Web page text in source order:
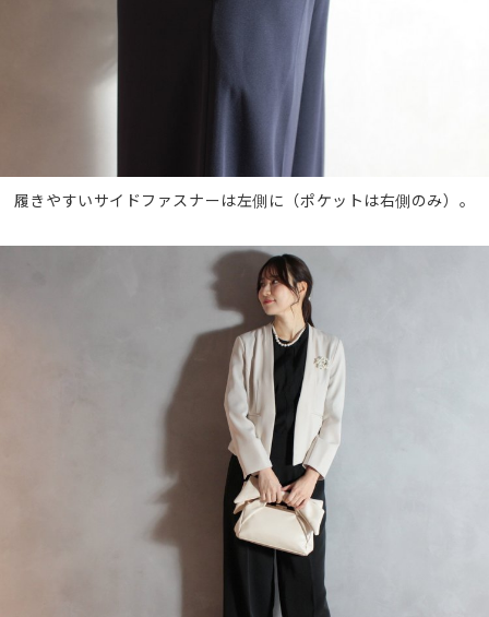
履きやすいサイドファスナーは左側に（ポケットは右側のみ）。